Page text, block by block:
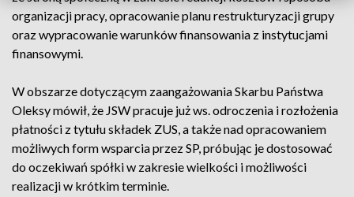
organizacji pracy, opracowanie planu restrukturyzacji grupy
oraz wypracowanie warunków finansowania z instytucjami
finansowymi.
W obszarze dotyczącym zaangażowania Skarbu Państwa
Oleksy mówił, że JSW pracuje już ws. odroczenia i rozłożenia
płatności z tytułu składek ZUS, a także nad opracowaniem
możliwych form wsparcia przez SP, próbując je dostosować
do oczekiwań spółki w zakresie wielkości i możliwości
realizacji w krótkim terminie.